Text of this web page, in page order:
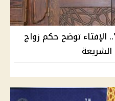
توضح حكم زواج